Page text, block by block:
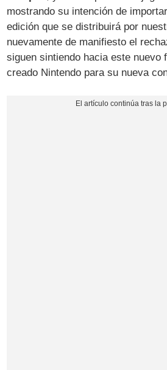
mostrando su intención de
edición que se distribuirá por
nuevamente de manifiesto el
siguen sintiendo hacia este nuevo
creado Nintendo para su nueva